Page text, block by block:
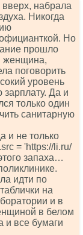
набрала
Никогда
Но
прошло
женщина,
поговорить
уровень
зарплату. Да и
только один
санитарную
и не только
= 'httрs://li.ru/
запаха…
идти по
на
и в
в белом
и все бумаги